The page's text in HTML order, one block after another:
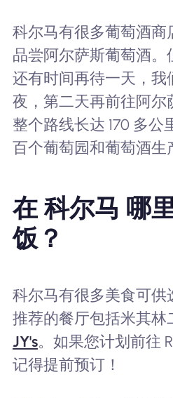
科尔马有很多葡萄酒商
品尝阿尔萨斯葡萄酒。
还有时间再待一天，我
夜，第二天再前往阿尔
整个路线长达 170 多公
百个葡萄园和葡萄酒生
在 科尔马 哪
饭？
科尔马有很多美食可供
推荐的餐厅包括米其林
JY's。如果您计划前往
记得提前预订！